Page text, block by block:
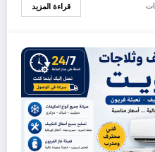
قراءة المزيد